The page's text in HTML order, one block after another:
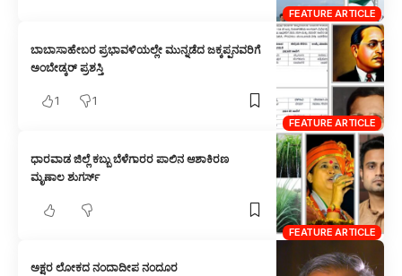
FEATURE ARTICLE
FEATURE ARTICLE
ಬಾಬಾಸಾಹೇಬರ ಪ್ರಭಾವಳಿಯಲ್ಲೇ ಮುನ್ನಡೆದ ಜಕ್ಕಪ್ಪನವರಿಗೆ
ಅಂಬೇಡ್ಕರ್ ಪ್ರಶಸ್ತಿ
1 1
FEATURE ARTICLE
ಧಾರವಾಡ ಜಿಲ್ಲೆ ಕಬ್ಬು ಬೆಳೆಗಾರರ ಪಾಲಿನ ಆಶಾಕಿರಣ
ಮೃಣಾಲ ಶುಗರ್ಸ್
ಅಕ್ಷರ ಲೋಕದ ನಂದಾದೀಪ ನಂದೂರ